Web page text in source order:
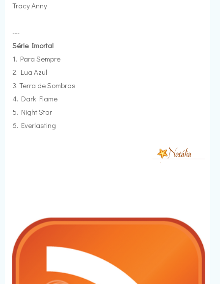
Tracy Anny
---
Série Imortal
1. Para Sempre
2. Lua Azul
3. Terra de Sombras
4. Dark Flame
5. Night Star
6. Everlasting